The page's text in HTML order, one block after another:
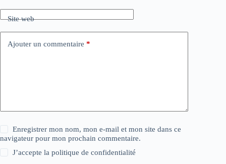
Site web
Ajouter un commentaire *
Enregistrer mon nom, mon e-mail et mon site dans ce
navigateur pour mon prochain commentaire.
J’accepte lapolitique de confidentialité